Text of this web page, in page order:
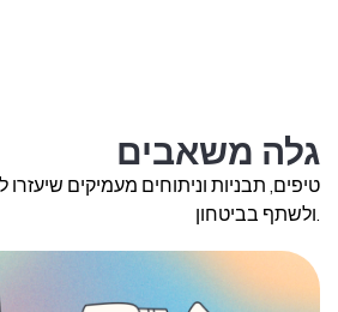
גלה משאבים
טיפים, תבניות וניתוחים מעמיקים שיעזרו